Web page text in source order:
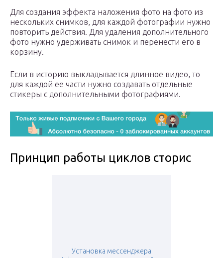
Для создания эффекта наложения фото на фото из
нескольких снимков, для каждой фотографии нужно
повторить действия. Для удаления дополнительного
фото нужно удерживать снимок и перенести его в
корзину.
Если в историю выкладывается длинное видео, то
для каждой ее части нужно создавать отдельные
стикеры с дополнительными фотографиями.
Принцип работы циклов сторис
Установка мессенджера